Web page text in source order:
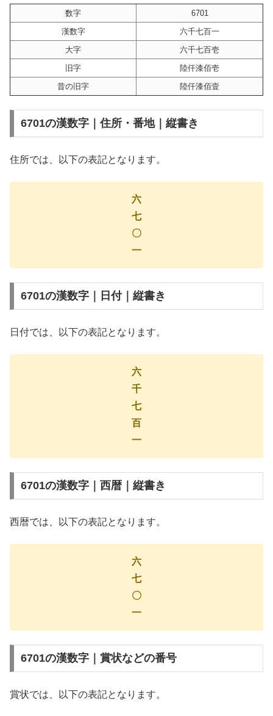
数字
6701
漢数字
六千七百一
大字
六千七百壱
旧字
陸仟漆佰壱
昔の旧字
陸仟漆佰壹
6701の漢数字｜住所・番地｜縦書き
住所では、以下の表記となります。
六
七
〇
一
6701の漢数字｜日付｜縦書き
日付では、以下の表記となります。
六
千
七
百
一
6701の漢数字｜西暦｜縦書き
西暦では、以下の表記となります。
六
七
〇
一
6701の漢数字｜賞状などの番号
賞状では、以下の表記となります。